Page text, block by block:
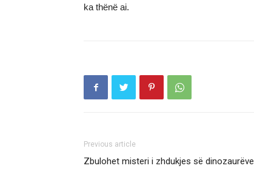
ka thënë ai.
Previous article
Zbulohet misteri i zhdukjes së dinozaurëve